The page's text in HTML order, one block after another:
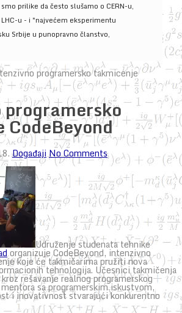
smo prilike da često slušamo o CERN-u,
LHC-u - i "najvećem eksperimentu
Srbije u punopravno članstvo,
programersko takmicenje
Događaji No Comments
Udruženje studenata tehnike
organizuje CodeBeyond, intenzivno
koje će takmičarima pružiti nova
tehnologija. Učesnici takmičenja
rešavanje realnog programerskog
sa programerskim iskustvom,
i inovativnost stvarajući konkurentno